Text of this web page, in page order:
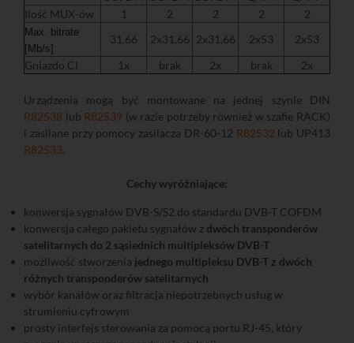
Ilość MUX-ów
1 2 2 2 2
Max. bitrate
[Mb/s]
31,66 2x31,66 2x31,66 2x53
2x53
Gniazdo CI
1x brak 2x brak 2x
Urządzenia mogą być montowane na jednej szynie DIN
R82538 lub R82539 (w razie potrzeby również w szafie RACK)
i zasilane przy pomocy zasilacza DR-60-12 R82532 lub UP413
R82533.
Cechy wyróżniające:
konwersja sygnałów DVB-S/S2 do standardu DVB-T COFDM
konwersja całego pakietu sygnałów z dwóch transponderów
satelitarnych do 2 sąsiednich multipleksów DVB-T
możliwość stworzenia jednego multipleksu DVB-T z dwóch
różnych transponderów satelitarnych
wybór kanałów oraz filtracja niepotrzebnych usług w
strumieniu cyfrowym
prosty interfejs sterowania za pomocą portu RJ-45, który